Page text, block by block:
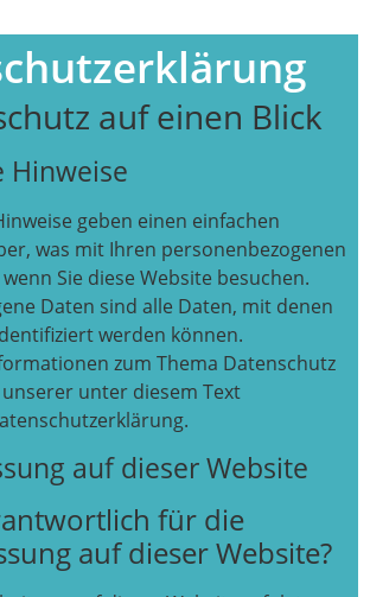
auf einen Blick
Hinweise
geben einen einfachen
was mit Ihren personenbezogenen
Sie diese Website besuchen.
Daten sind alle Daten, mit denen
werden können.
zum Thema Datenschutz
unter diesem Text
auf dieser Website
für die
auf dieser Website?